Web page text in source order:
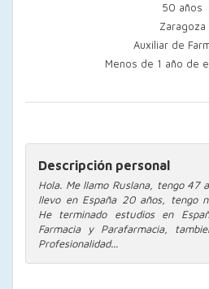
50 años
Zaragoza
Auxiliar de
Menos de 1 año de
Descripción personal
Hola. Me llamo Ruslana, tengo 47
llevo en España 20 años, tengo
He terminado estudios en
Farmacia y Parafarmacia,
Profesionalidad...